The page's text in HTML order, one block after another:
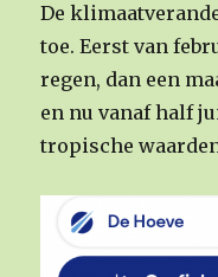
De
toe. Eerst van
regen, dan een
en nu vanaf half
tropische